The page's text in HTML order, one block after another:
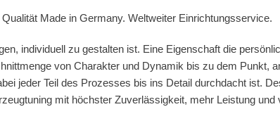
Made in Germany. Weltweiter Einrichtungsservice.
individuell zu gestalten ist. Eine Eigenschaft die
von Charakter und Dynamik bis zu dem Punkt,
jeder Teil des Prozesses bis ins Detail durchdacht ist.
mit höchster Zuverlässigkeit, mehr Leistung und